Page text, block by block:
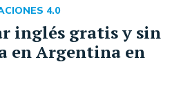
inglés gratis y sin
en Argentina en
4.0